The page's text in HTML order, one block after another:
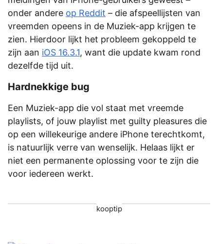
onder andere op Reddit – die afspeellijsten van
vreemden opeens in de Muziek-app krijgen te
zien. Hierdoor lijkt het probleem gekoppeld te
zijn aan iOS 16.3.1, want die update kwam rond
dezelfde tijd uit.
Hardnekkige bug
Een Muziek-app die vol staat met vreemde
playlists, of jouw playlist met guilty pleasures die
op een willekeurige andere iPhone terechtkomt,
is natuurlijk verre van wenselijk. Helaas lijkt er
niet een permanente oplossing voor te zijn die
voor iedereen werkt.
kooptip